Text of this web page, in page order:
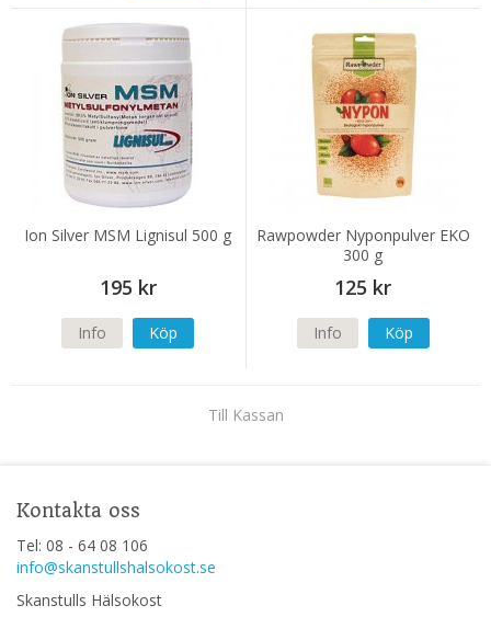
Ion Silver MSM Lignisul 500 g
195 kr
Info Köp
Rawpowder Nyponpulver EKO
300 g
125 kr
Info Köp
Till Kassan
Kontakta oss
Tel: 08 - 64 08 106
info@skanstullshalsokost.se
Skanstulls Hälsokost